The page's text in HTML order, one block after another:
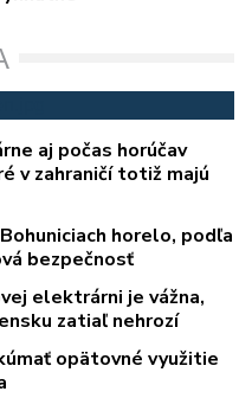
aj počas horúčav
v zahraničí totiž majú
horelo, podľa
bezpečnosť
elektrárni je vážna,
zatiaľ nehrozí
opätovné využitie